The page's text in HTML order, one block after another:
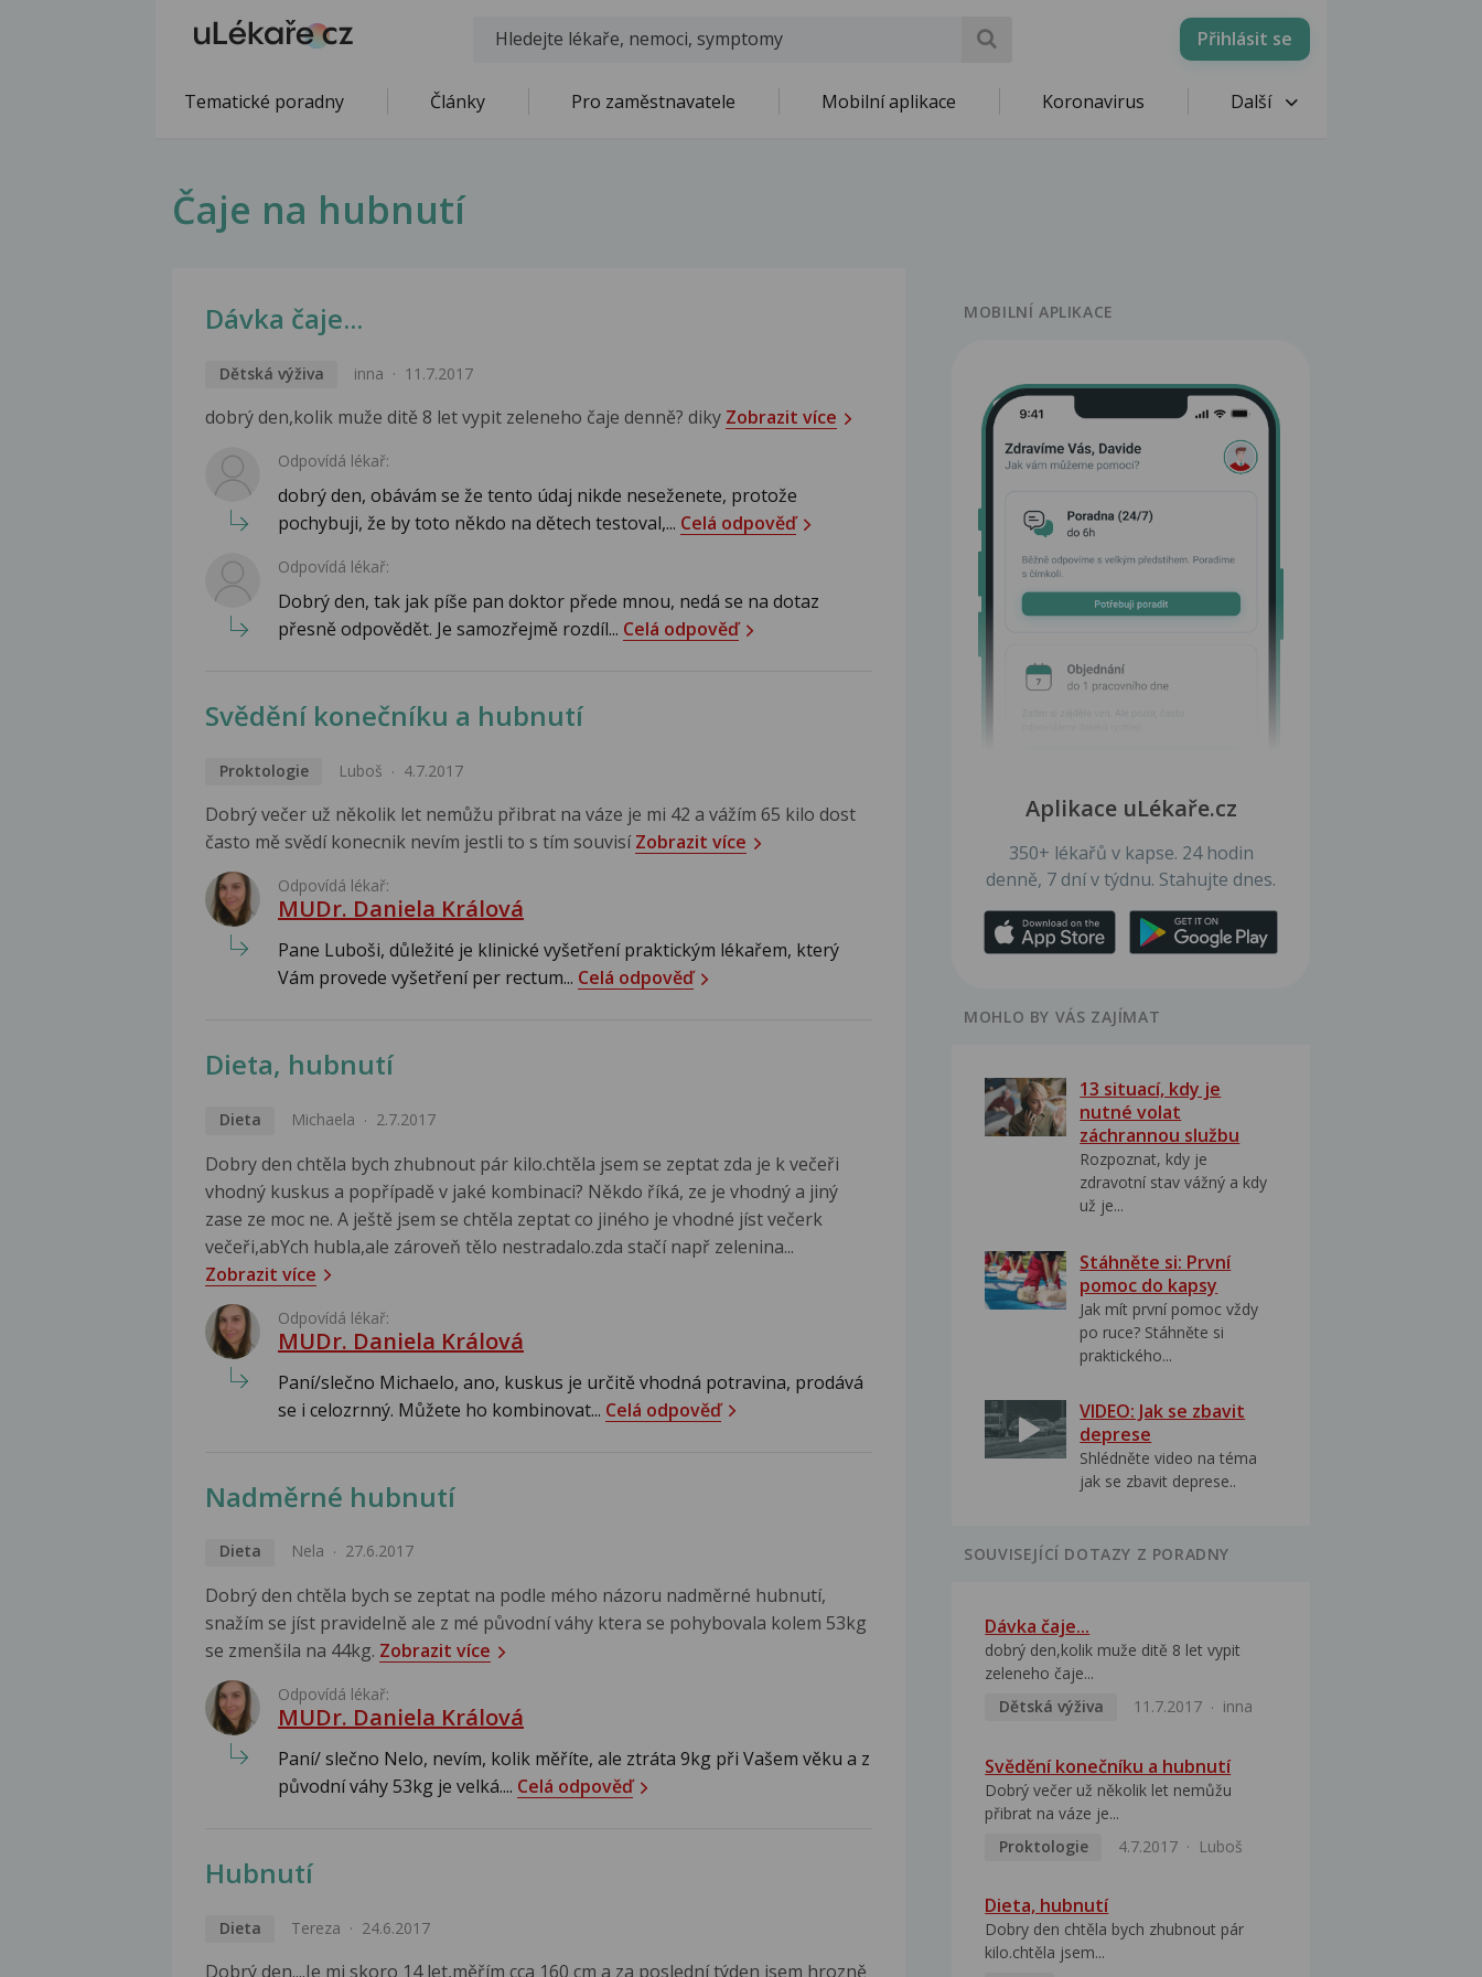
Přihlásit se
Tematické poradny Články Pro zaměstnavatele Mobilní aplikace Koronavirus Další
Čaje na hubnutí
Dávka čaje...
Dětská výživa inna 11.7.2017
dobrý den,kolik muže ditě 8 let vypit zeleneho čaje denně? diky Zobrazit více
Odpovídá lékař:
dobrý den, obávám se že tento údaj nikde neseženete, protože
pochybuji, že by toto někdo na dětech testoval,... Celá odpověď
Odpovídá lékař:
Dobrý den, tak jak píše pan doktor přede mnou, nedá se na dotaz
přesně odpovědět. Je samozřejmě rozdíl... Celá odpověď
Svědění konečníku a hubnutí
Proktologie Luboš 4.7.2017
Dobrý večer už několik let nemůžu přibrat na váze je mi 42 a vážím 65 kilo dost
často mě svědí konecnik nevím jestli to s tím souvisíZobrazit více
Odpovídá lékař:
MUDr. Daniela Králová
Pane Luboši, důležité je klinické vyšetření praktickým lékařem, který
Vám provede vyšetření per rectum... Celá odpověď
Dieta, hubnutí
Dieta Michaela 2.7.2017
Dobry den chtěla bych zhubnout pár kilo.chtěla jsem se zeptat zda je k večeři
vhodný kuskus a popřípadě v jaké kombinaci? Někdo říká, ze je vhodný a jiný
zase ze moc ne. A ještě jsem se chtěla zeptat co jiného je vhodné jíst večerk
večeři,abYch hubla,ale zároveň tělo nestradalo.zda stačí např zelenina...
Zobrazit více
Odpovídá lékař:
MUDr. Daniela Králová
Paní/slečno Michaelo, ano, kuskus je určitě vhodná potravina, prodává
se i celozrnný. Můžete ho kombinovat... Celá odpověď
Nadměrné hubnutí
Dieta Nela 27.6.2017
Dobrý den chtěla bych se zeptat na podle mého názoru nadměrné hubnutí,
snažím se jíst pravidelně ale z mé původní váhy ktera se pohybovala kolem 53kg
se zmenšila na 44kg. Zobrazit více
Odpovídá lékař:
MUDr. Daniela Králová
Paní/ slečno Nelo, nevím, kolik měříte, ale ztráta 9kg při Vašem věku a z
původní váhy 53kg je velká.... Celá odpověď
Hubnutí
Dieta Tereza 24.6.2017
Dobrý den....Je mi skoro 14 let,měřím cca 160 cm a za poslední týden jsem hrozně
MOBILNÍ APLIKACE
Aplikace uLékaře.cz
350+ lékařů v kapse. 24 hodin
denně, 7 dní v týdnu. Stahujte dnes.
MOHLO BY VÁS ZAJÍMAT
13 situací, kdy je
nutné volat
záchrannou službu
Rozpoznat, kdy je
zdravotní stav vážný a kdy
už je...
Stáhněte si: První
pomoc do kapsy
Jak mít první pomoc vždy
po ruce? Stáhněte si
praktického...
VIDEO: Jak se zbavit
deprese
Shlédněte video na téma
jak se zbavit deprese..
SOUVISEJÍCÍ DOTAZY Z PORADNY
Dávka čaje...
dobrý den,kolik muže ditě 8 let vypit
zeleneho čaje...
Dětská výživa
11.7.2017 inna
Svědění konečníku a hubnutí
Dobrý večer už několik let nemůžu
přibrat na váze je...
Proktologie
4.7.2017 Luboš
Dieta, hubnutí
Dobry den chtěla bych zhubnout pár
kilo.chtěla jsem...